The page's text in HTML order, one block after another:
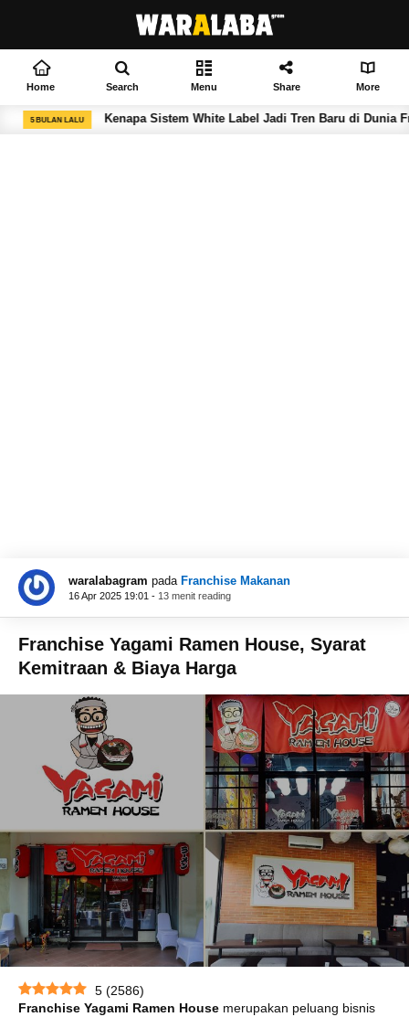
Home Search Menu Share More
Kenapa Sistem White Label Jadi Tren Baru di Dunia Franchise F&B?
waralabagram pada Franchise Makanan
16 Apr 2025 19:01 - 13 menit reading
Franchise Yagami Ramen House, Syarat
Kemitraan & Biaya Harga
5 (2586)
Franchise Yagami Ramen House merupakan peluang bisnis